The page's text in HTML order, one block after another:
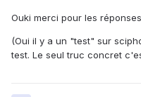
Ouki merci pour les
(Oui il y a un "test" sur
test. Le seul truc concret